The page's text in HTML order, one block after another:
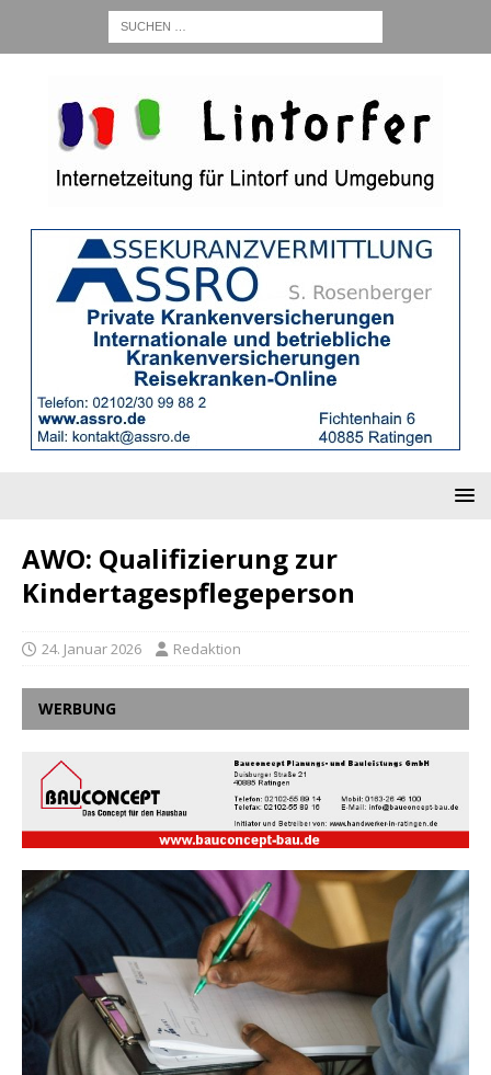
AWO: Qualifizierung zur
Kindertagespflegeperson
24. Januar 2026 Redaktion
WERBUNG